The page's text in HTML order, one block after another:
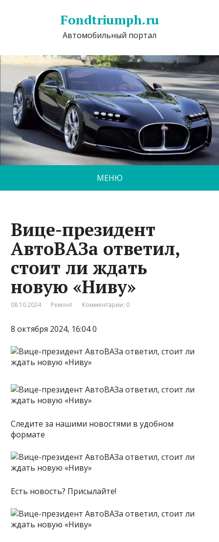
Fondtriumph.ru
Автомобильный портал
МЕНЮ
Вице-президент
АвтоВАЗа ответил,
стоит ли ждать
новую «Ниву»
08.10.2024 Ремонт Комментарии: 0
8 октября 2024, 16:04 0
Следите за нашими новостями в удобном
формате
Есть новость? Присылайте!